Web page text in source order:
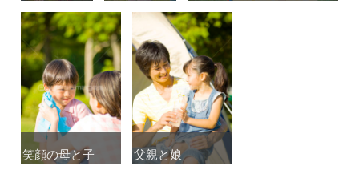
笑顔の母と子
笑顔の母と子 父親と娘
父親と娘